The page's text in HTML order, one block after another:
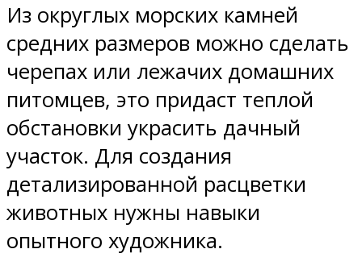
Из округлых морских камней
средних размеров можно сделать
черепах или лежачих домашних
питомцев, это придаст теплой
обстановки украсить дачный
участок. Для создания
детализированной расцветки
животных нужны навыки
опытного художника.